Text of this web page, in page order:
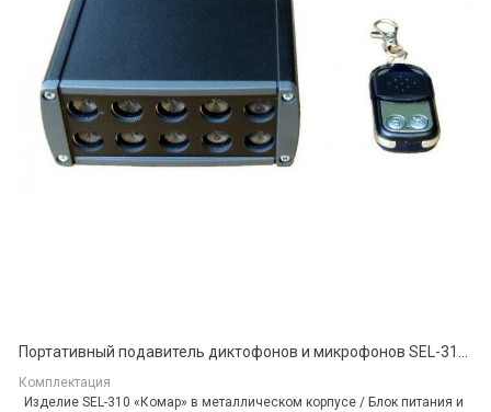
Портативный подавитель диктофонов и микрофонов SEL-310 «Комар»
Комплектация
Изделие SEL-310 «Комар» в металлическом корпусе / Блок питания и